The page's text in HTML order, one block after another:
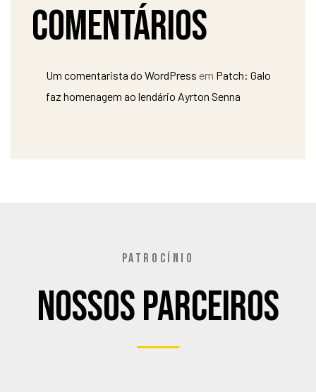
Comentários
Um comentarista do WordPress em Patch: Galo
faz homenagem ao lendário Ayrton Senna
PATROCÍNIO
Nossos Parceiros